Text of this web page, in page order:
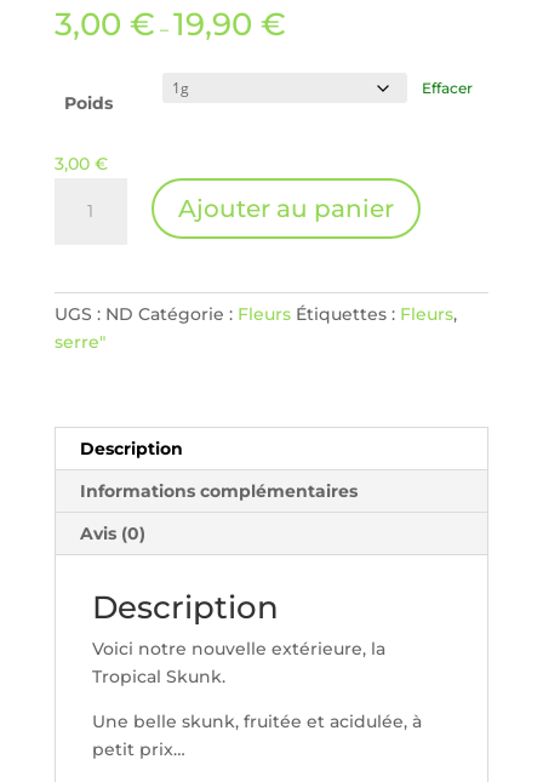
3,00 € – 19,90 €
Poids
Effacer
3,00 €
Ajouter au panier
UGS : ND Catégorie : Fleurs Étiquettes : Fleurs,
serre"
Description
Informations complémentaires
Avis (0)
Description
Voici notre nouvelle extérieure, la
Tropical Skunk.
Une belle skunk, fruitée et acidulée, à
petit prix…